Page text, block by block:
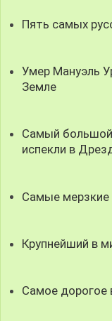
Пять самых
Умер Мануэль
Земле
Cамый
испекли в
Самые
Крупнейший в
Самое дорогое